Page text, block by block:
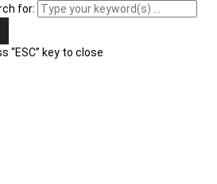
for:
“ESC” key to close